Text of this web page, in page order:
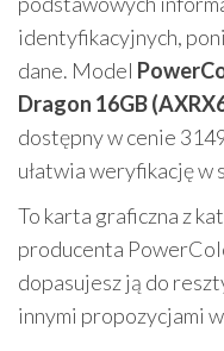
identyfikacyjnych,
dane. Model
Dragon 16GB
dostępny w cenie
ułatwia weryfikację w
To karta graficzna z
producenta
dopasujesz ją do
innymi propozycjami